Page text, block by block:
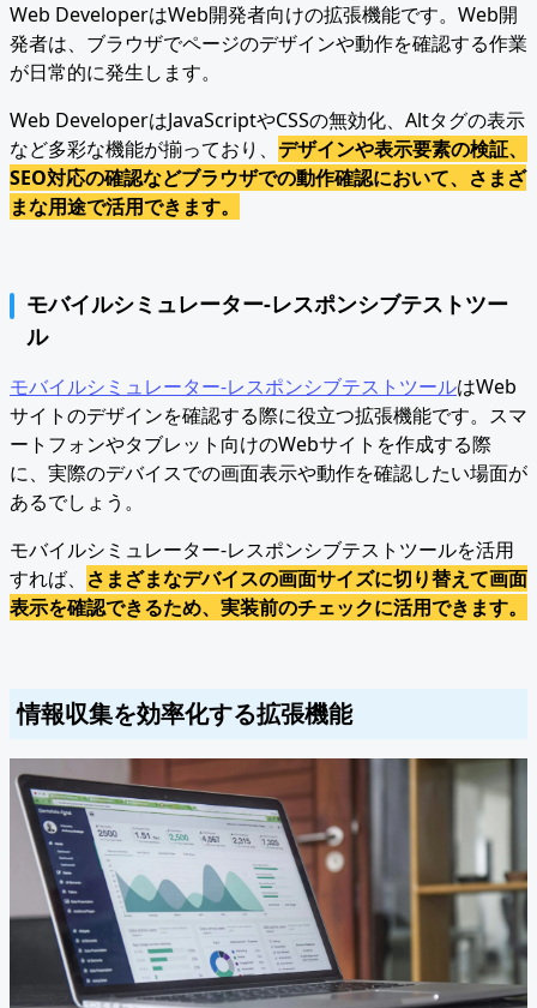
Web DeveloperはWeb開発者向けの拡張機能です。Web開
発者は、ブラウザでページのデザインや動作を確認する作業
が日常的に発生します。
Web DeveloperはJavaScriptやCSSの無効化、Altタグの表示
など多彩な機能が揃っており、 デザインや表示要素の検証、
SEO対応の確認などブラウザでの動作確認において、さまざ
まな用途で活用できます。
モバイルシミュレーター-レスポンシブテストツー
ル
モバイルシミュレーター-レスポンシブテストツールはWeb
サイトのデザインを確認する際に役立つ拡張機能です。スマ
ートフォンやタブレット向けのWebサイトを作成する際
に、実際のデバイスでの画面表示や動作を確認したい場面が
あるでしょう。
モバイルシミュレーター-レスポンシブテストツールを活用
すれば、 さまざまなデバイスの画面サイズに切り替えて画面
表示を確認できるため、実装前のチェックに活用できます。
情報収集を効率化する拡張機能